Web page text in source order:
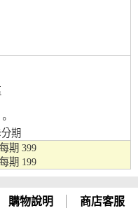
期
每期 399
每期 199
購物說明 商店客服
、第一銀行、華南銀行、
、富邦銀行、國泰世華、
、匯豐銀行、華泰銀行、
銀行、聯邦銀行、遠東商
銀行、玉山銀行、凱基銀
銀行、安泰銀行、中國信
商銀
、第一銀行、華南銀行、
、富邦銀行、國泰世華、
、匯豐銀行、華泰銀行、
銀行、聯邦銀行、遠東商
銀行、玉山銀行、凱基銀
商銀